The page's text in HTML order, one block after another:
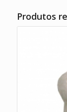
Produtos